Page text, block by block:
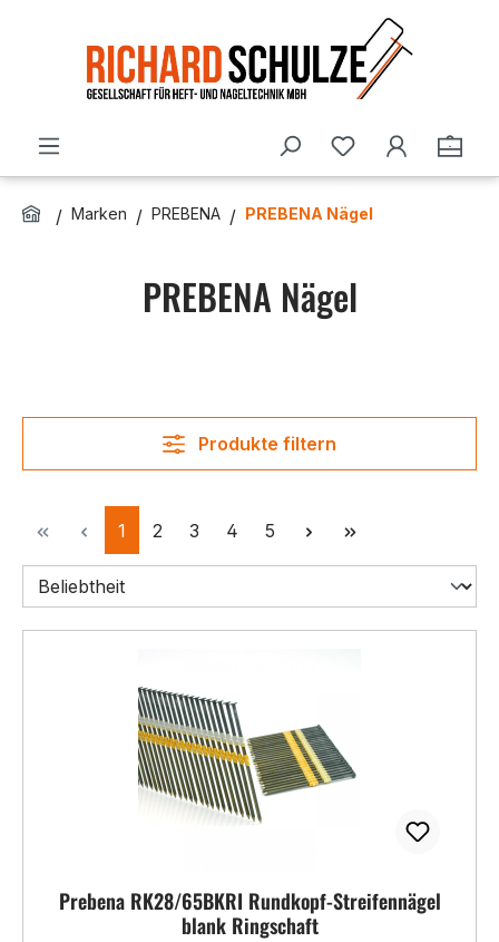
Du hast 0
Marken PREBENA PREBENA Nägel
PREBENA Nägel
Produkte filtern
Seite
1 Seite
2 Seite
3 Seite
4 Seite
5
Prebena RK28/65BKRI Rundkopf-Streifennägel
blank Ringschaft